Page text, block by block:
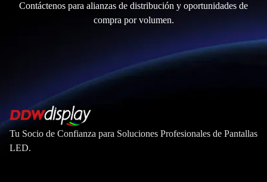
Contáctenos para alianzas de distribución y oportunidades de
compra por volumen.
Tu Socio de Confianza para Soluciones Profesionales de Pantallas
LED.